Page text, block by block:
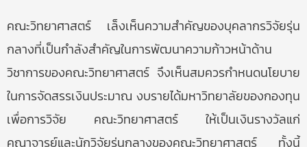
คณะวิทยาศาสตร์ เล็งเห็นความสำคัญของบุคลากรวิจัยรุ่น
กลางที่เป็นกำลังสำคัญในการพัฒนาความก้าวหน้าด้าน
วิชาการของคณะวิทยาศาสตร์ จึงเห็นสมควรกำหนดนโยบาย
ในการจัดสรรเงินประมาณ งบรายได้มหาวิทยาลัยของกองทุน
เพื่อการวิจัย คณะวิทยาศาสตร์ ให้เป็นเงินรางวัลแก่
คณาจารย์และนักวิจัยรุ่นกลางของคณะวิทยาศาสตร์ ทั้งนี้